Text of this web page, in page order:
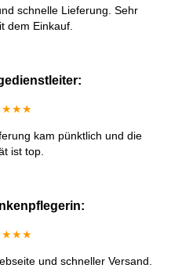
schnelle Lieferung. Sehr
dem Einkauf.
kam pünktlich und die
ist top.
und schneller Versand.